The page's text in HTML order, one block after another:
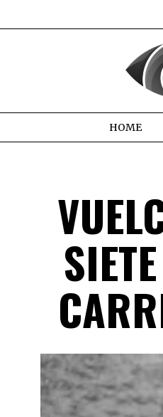
HOME